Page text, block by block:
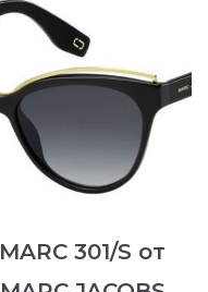
MARC 301/S от